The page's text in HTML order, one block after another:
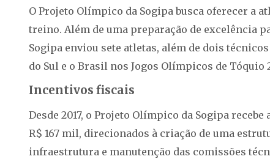
O Projeto Olímpico da Sogipa busca oferecer a
treino. Além de uma preparação de excelência
Sogipa enviou sete atletas, além de dois
do Sul e o Brasil nos Jogos Olímpicos de Tóquio
Incentivos fiscais
Desde 2017, o Projeto Olímpico da Sogipa
R$ 167 mil, direcionados à criação de uma
infraestrutura e manutenção das comissões